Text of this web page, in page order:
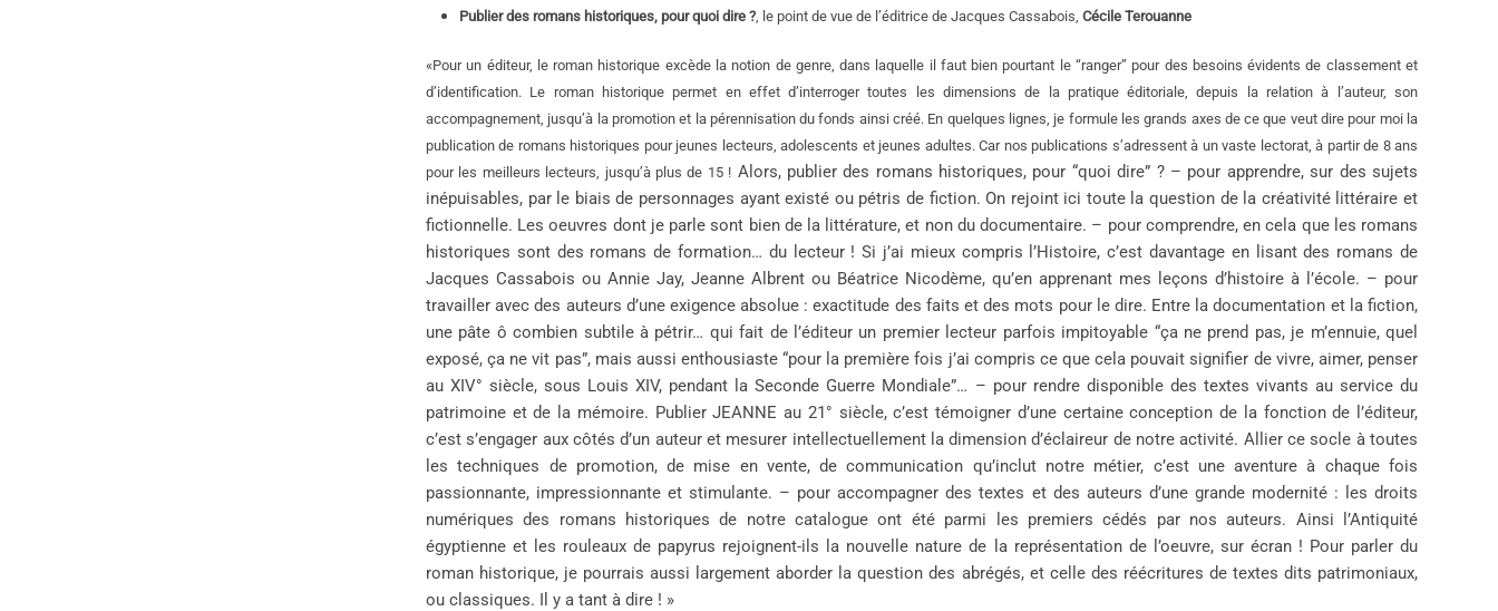
Publier des romans historiques, pour quoi dire ?, le point de vue de l’éditrice de Jacques Cassabois, Cécile Terouanne
«Pour un éditeur, le roman historique excède la notion de genre, dans laquelle il faut bien pourtant le “ranger” pour des besoins évidents de classement et
d’identification. Le roman historique permet en effet d’interroger toutes les dimensions de la pratique éditoriale, depuis la relation à l’auteur, son
accompagnement, jusqu’à la promotion et la pérennisation du fonds ainsi créé. En quelques lignes, je formule les grands axes de ce que veut dire pour moi la
publication de romans historiques pour jeunes lecteurs, adolescents et jeunes adultes. Car nos publications s’adressent à un vaste lectorat, à partir de 8 ans
pour les meilleurs lecteurs, jusqu’à plus de 15 ! Alors, publier des romans historiques, pour “quoi dire” ? – pour apprendre, sur des sujets
inépuisables, par le biais de personnages ayant existé ou pétris de fiction. On rejoint ici toute la question de la créativité littéraire et
fictionnelle. Les oeuvres dont je parle sont bien de la littérature, et non du documentaire. – pour comprendre, en cela que les romans
historiques sont des romans de formation… du lecteur ! Si j’ai mieux compris l’Histoire, c’est davantage en lisant des romans de
Jacques Cassabois ou Annie Jay, Jeanne Albrent ou Béatrice Nicodème, qu’en apprenant mes leçons d’histoire à l’école. – pour
travailler avec des auteurs d’une exigence absolue : exactitude des faits et des mots pour le dire. Entre la documentation et la fiction,
une pâte ô combien subtile à pétrir… qui fait de l’éditeur un premier lecteur parfois impitoyable “ça ne prend pas, je m’ennuie, quel
exposé, ça ne vit pas”, mais aussi enthousiaste “pour la première fois j’ai compris ce que cela pouvait signifier de vivre, aimer, penser
au XIV° siècle, sous Louis XIV, pendant la Seconde Guerre Mondiale”… – pour rendre disponible des textes vivants au service du
patrimoine et de la mémoire. Publier JEANNE au 21° siècle, c’est témoigner d’une certaine conception de la fonction de l’éditeur,
c’est s’engager aux côtés d’un auteur et mesurer intellectuellement la dimension d’éclaireur de notre activité. Allier ce socle à toutes
les techniques de promotion, de mise en vente, de communication qu’inclut notre métier, c’est une aventure à chaque fois
passionnante, impressionnante et stimulante. – pour accompagner des textes et des auteurs d’une grande modernité : les droits
numériques des romans historiques de notre catalogue ont été parmi les premiers cédés par nos auteurs. Ainsi l’Antiquité
égyptienne et les rouleaux de papyrus rejoignent-ils la nouvelle nature de la représentation de l’oeuvre, sur écran ! Pour parler du
roman historique, je pourrais aussi largement aborder la question des abrégés, et celle des réécritures de textes dits patrimoniaux,
ou classiques. Il y a tant à dire ! »